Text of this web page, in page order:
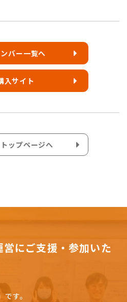
バー一覧へ
入サイト
トップページへ
営にご支援・参加いた
す。